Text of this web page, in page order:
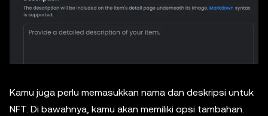
Kamu juga perlu memasukkan nama dan deskripsi untuk
NFT. Di bawahnya, kamu akan memiliki opsi tambahan.